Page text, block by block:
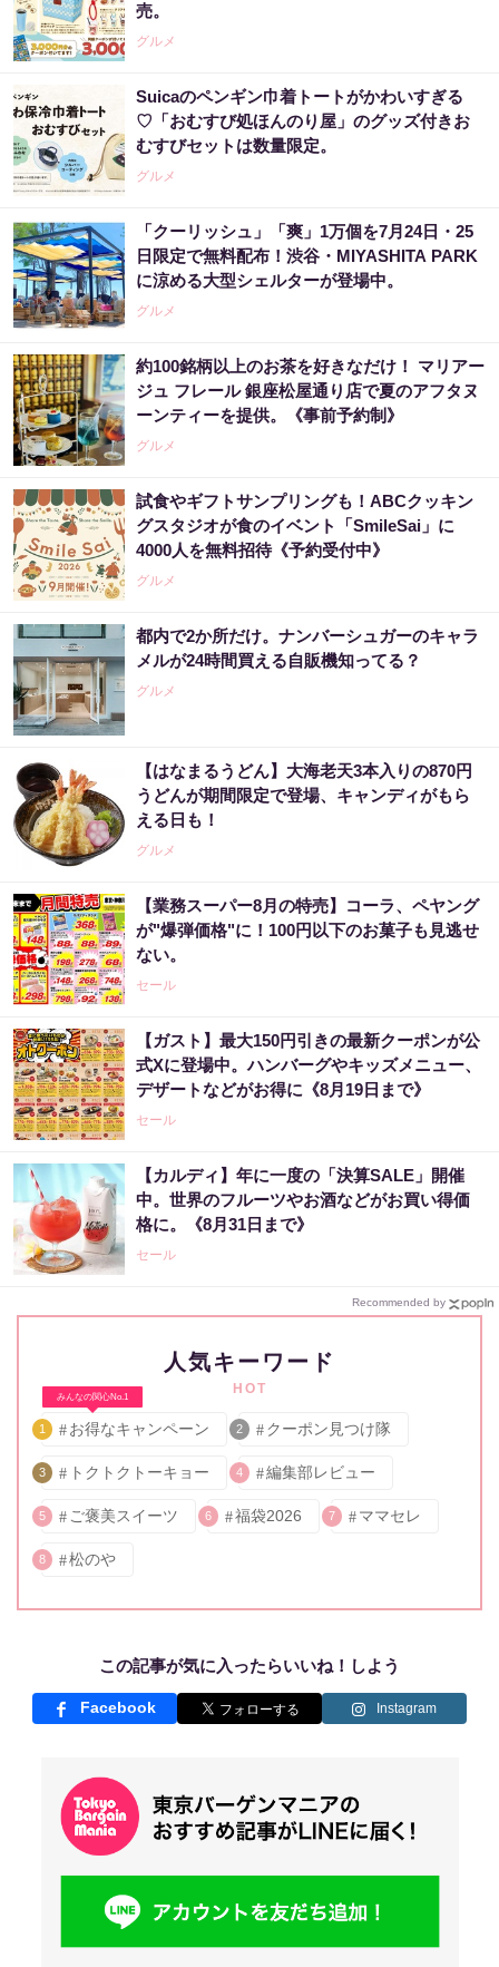
売。
グルメ
Suicaのペンギン巾着トートがかわいすぎる
♡「おむすび処ほんのり屋」のグッズ付きお
むすびセットは数量限定。
グルメ
「クーリッシュ」「爽」1万個を7月24日・25
日限定で無料配布！渋谷・MIYASHITA PARK
に涼める大型シェルターが登場中。
グルメ
約100銘柄以上のお茶を好きなだけ！ マリアー
ジュ フレール 銀座松屋通り店で夏のアフタヌ
ーンティーを提供。《事前予約制》
グルメ
試食やギフトサンプリングも！ABCクッキン
グスタジオが食のイベント「SmileSai」に
4000人を無料招待《予約受付中》
グルメ
都内で2か所だけ。ナンバーシュガーのキャラ
メルが24時間買える自販機知ってる？
グルメ
【はなまるうどん】大海老天3本入りの870円
うどんが期間限定で登場、キャンディがもら
える日も！
グルメ
【業務スーパー8月の特売】コーラ、ペヤング
が"爆弾価格"に！100円以下のお菓子も見逃せ
ない。
セール
【ガスト】最大150円引きの最新クーポンが公
式Xに登場中。ハンバーグやキッズメニュー、
デザートなどがお得に《8月19日まで》
セール
【カルディ】年に一度の「決算SALE」開催
中。世界のフルーツやお酒などがお買い得価
格に。《8月31日まで》
セール
Recommended by
人気キーワード
HOT
みんなの関心No.1
1 お得なキャンペーン 2 クーポン見つけ隊
3 トクトクトーキョー 4 編集部レビュー
5 ご褒美スイーツ 6 福袋2026 7 ママセレ
8 松のや
この記事が気に入ったらいいね！しよう
Facebook Instagram